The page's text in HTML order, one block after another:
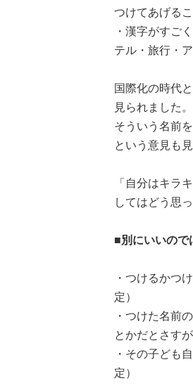
つけてあげる
・漢字がすご
テル・旅行・
国際化の時代
見られました
そういう名前
という意見も
「自分はキラ
してはどう思
■別にいいので
・つけるかつ
定）
・つけた名前
とかだとさす
・その子ども
定）